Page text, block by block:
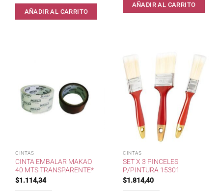
AÑADIR AL CARRITO
AÑADIR AL CARRITO
CINTAS
CINTA EMBALAR MAKAO
40 MTS TRANSPARENTE*
$1.114,34
CINTAS
SET X 3 PINCELES
P/PINTURA 15301
$1.814,40